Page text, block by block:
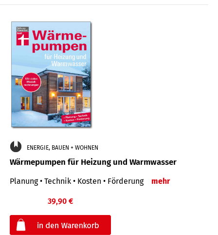
ENERGIE, BAUEN + WOHNEN
Wärmepumpen für Heizung und Warmwasser
Planung • Technik • Kosten • Förderung mehr
39,90 €